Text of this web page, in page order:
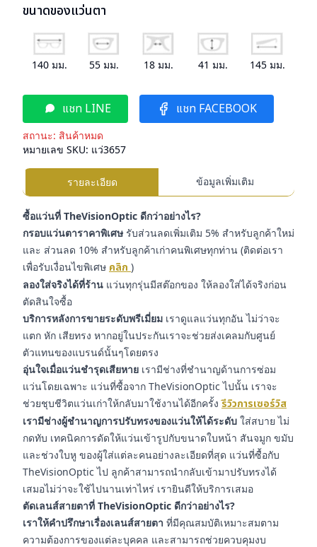
ขนาดของแว่นตา
140 มม. 55 มม. 18มม. 41 มม. 145มม.
แชท LINE แชท FACEBOOK
สถานะ: สินค้าหมด
หมายเลข SKU: แว่3657
รายละเอียด ข้อมูลเพิ่มเติม
ซื้อแว่นที่ TheVisionOptic ดีกว่าอย่างไร?
กรอบแว่นตาราคาพิเศษ รับส่วนลดเพิ่มเติม 5% สำหรับลูกค้าใหม่
และ ส่วนลด 10% สำหรับลูกค้าเก่าคนพิเศษทุกท่าน (ติดต่อเรา
เพื่อรับเงื่อนไขพิเศษ คลิก )
ลองใส่จริงได้ที่ร้าน แว่นทุกรุ่นมีสต๊อกของ ให้ลองใส่ได้จริงก่อน
ตัดสินใจซื้อ
บริการหลังการขายระดับพรีเมี่ยม เราดูแลแว่นทุกอัน ไม่ว่าจะ
แตก หัก เสียทรง หากอยู่ในประกันเราจะช่วยส่งเคลมกับศูนย์
ตัวแทนของแบรนด์นั้นๆโดยตรง
อุ่นใจเมื่อแว่นชำรุดเสียหาย เรามีช่างที่ชำนาญด้านการซ่อม
แว่นโดยเฉพาะ แว่นที่ซื้อจาก TheVisionOptic ไปนั้น เราจะ
ช่วยชุบชีวิตแว่นเก่าให้กลับมาใช้งานได้อีกครั้งรีวิวการเซอร์วิส
เรามีช่างผู้ชำนาญการปรับทรงของแว่นให้ได้ระดับ ใส่สบาย ไม่
กดทับ เทคนิคการดัดให้แว่นเข้ารูปกับขนาดใบหน้า สันจมูก ขมับ
และช่วงใบหู ของผู้ใส่แต่ละคนอย่างละเอียดที่สุด แว่นที่ซื้อกับ
TheVisionOptic ไป ลูกค้าสามารถนำกลับเข้ามาปรับทรงได้
เสมอไม่ว่าจะใช้ไปนานเท่าไหร่ เรายินดีให้บริการเสมอ
ตัดเลนส์สายตาที่ TheVisionOptic ดีกว่าอย่างไร?
เราให้คำปรึกษาเรื่องเลนส์สายตา ที่มีคุณสมบัติเหมาะสมตาม
ความต้องการของแต่ละบุคคล และสามารถช่วยควบคุมงบ